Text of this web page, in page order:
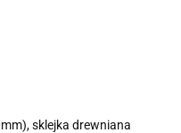
sklejka drewniana